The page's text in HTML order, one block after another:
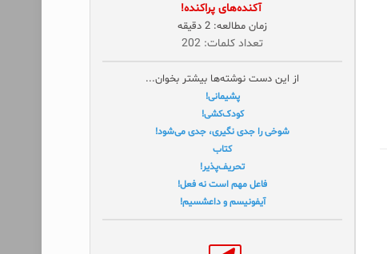
‌ آکنده‌های پراکنده!
زمان مطالعه: 2 دقیقه
تعداد کلمات: 202
از این دست نوشته‌ها بیشتر بخوان...
پشیمانی!
کودک‌کشی!
شوخی را جدی نگیری، جدی می‌شود!
کتاب
تحریف‌پذیر!
فاعل مهم است نه فعل!
آیفونیسم و داعشسیم!